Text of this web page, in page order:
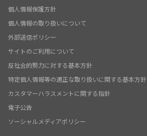
個人情報保護方針
個人情報の取り扱いについて
外部送信ポリシー
サイトのご利用について
反社会的勢力に対する基本方針
特定個人情報等の適正な取り扱いに関する基本方針
カスタマーハラスメントに関する指針
電子公告
ソーシャルメディアポリシー